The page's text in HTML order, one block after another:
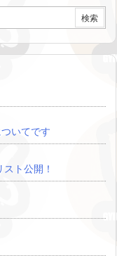
いてです
ト公開！